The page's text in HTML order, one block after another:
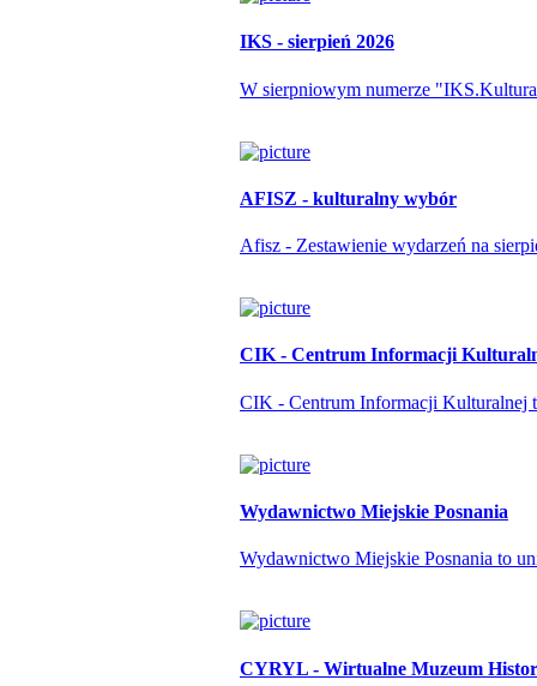
IKS - sierpień 2026
W sierpniowym numerze
AFISZ - kulturalny wybór
Afisz - Zestawienie wydarzeń na
CIK - Centrum Informacji
CIK - Centrum Informacji Kulturalnej
Wydawnictwo Miejskie Posnania
Wydawnictwo Miejskie Posnania to
CYRYL - Wirtualne Muzeum